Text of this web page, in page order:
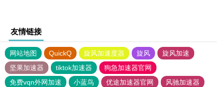
友情链接
网站地图 QuickQ 旋风加速度器 旋风
旋风加速
坚果加速器
tiktok加速器
狗急加速器官网
免费vqn外网加速
小蓝鸟 优途加速器官网
风驰加速器